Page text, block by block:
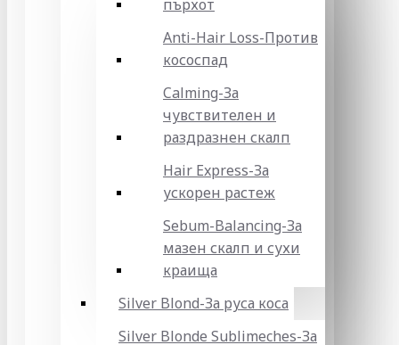
пърхот
Anti-Hair Loss-Против
кососпад
Calming-За
чувствителен и
раздразнен скалп
Hair Express-За
ускорен растеж
Sebum-Balancing-За
мазен скалп и сухи
краища
Silver Blond-За руса коса
Silver Blonde Sublіmeches-За